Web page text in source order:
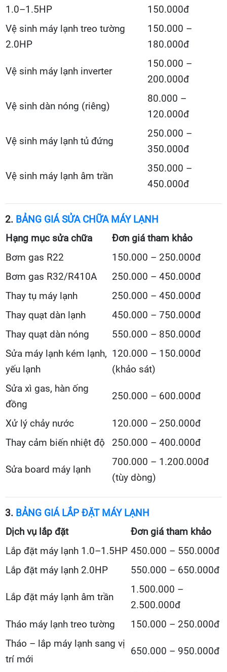
1.0–1.5HP
150.000đ
Vệ sinh máy lạnh treo tường
2.0HP
150.000 –
180.000đ
Vệ sinh máy lạnh inverter
150.000 –
200.000đ
Vệ sinh dàn nóng (riêng)
80.000 –
120.000đ
Vệ sinh máy lạnh tủ đứng
250.000 –
350.000đ
Vệ sinh máy lạnh âm trần
350.000 –
450.000đ
2. BẢNG GIÁ SỬA CHỮA MÁY LẠNH
Hạng mục sửa chữa
Đơn giá tham khảo
Bơm gas R22
150.000 – 250.000đ
Bơm gas R32/R410A
250.000 – 450.000đ
Thay tụ máy lạnh
250.000 – 450.000đ
Thay quạt dàn lạnh
450.000 – 750.000đ
Thay quạt dàn nóng
550.000 – 850.000đ
Sửa máy lạnh kém lạnh,
yếu lạnh
120.000 – 150.000đ
(khảo sát)
Sửa xì gas, hàn ống
đồng
250.000 – 600.000đ
Xử lý chảy nước
120.000 – 250.000đ
Thay cảm biến nhiệt độ
250.000 – 400.000đ
Sửa board máy lạnh
700.000 – 1.200.000đ
(tùy dòng)
3. BẢNG GIÁ LẮP ĐẶT MÁY LẠNH
Dịch vụ lắp đặt
Đơn giá tham khảo
Lắp đặt máy lạnh 1.0–1.5HP 450.000 – 550.000đ
Lắp đặt máy lạnh 2.0HP
550.000 – 650.000đ
Lắp đặt máy lạnh âm trần
1.500.000 –
2.500.000đ
Tháo máy lạnh treo tường
150.000 – 250.000đ
Tháo – lắp máy lạnh sang vị
trí mới
650.000 – 950.000đ